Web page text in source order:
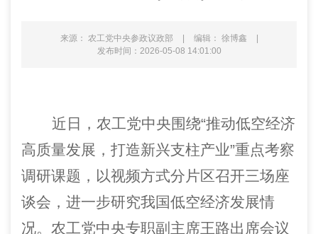
来源： 农工党中央参政议政部 | 编辑： 徐博鑫
|
发布时间：2026-05-08 14:01:00
近日 ， 农工党中央围绕“推动低空经济
高质量发展，打造新兴支柱产业”重点考察
调研课题 ， 以视频方式分 片区召开三场座
谈会 ， 进一步研究我国低空经济发展情
况。 农工党中央专职副主席王路出席会议